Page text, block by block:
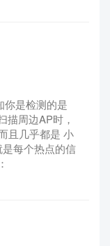
你是检测的是
描周边AP时，
且几乎都是 小
每个热点的信